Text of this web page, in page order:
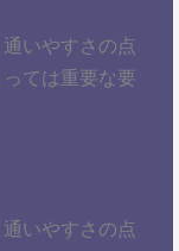
いやすさの点
ては重要な要
いやすさの点